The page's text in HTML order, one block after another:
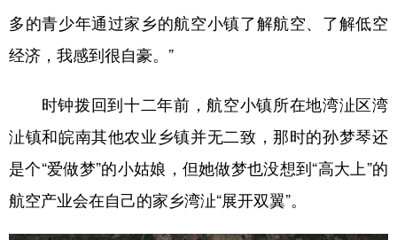
多的青少年通过家乡的航空小镇了解航空、了解低空
经济，我感到很自豪。”
时钟拨回到十二年前，航空小镇所在地湾沚区湾
沚镇和皖南其他农业乡镇并无二致，那时的孙梦琴还
是个“爱做梦”的小姑娘，但她做梦也没想到“高大上”的
航空产业会在自己的家乡湾沚“展开双翼”。